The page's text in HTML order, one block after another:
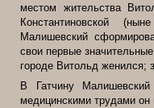
местом жительства
Константиновской
Малишевский
свои первые
городе Витольд женился;
В Гатчину
медицинскими трудами он